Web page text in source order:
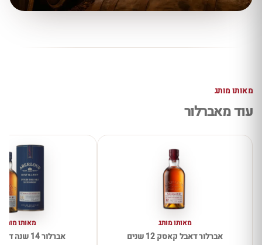
מאותו מותג
עוד מאברלור
מאותו מותג
אברלור דאבל קאסק 12 שנים
מאותו מותג
אברלור 14 שנה דאבל קאסק